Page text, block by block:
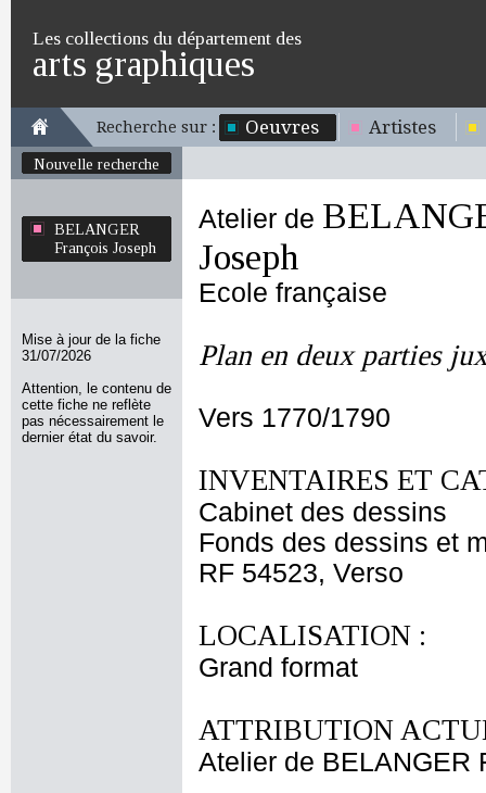
Les collections du département des
arts graphiques
Recherche sur : Oeuvres Artistes
Nouvelle recherche
BELANGER
François Joseph
Mise à jour de la fiche
31/07/2026
Attention, le contenu de
cette fiche ne reflète
pas nécessairement le
dernier état du savoir.
Atelier de
Joseph
Ecole française
Plan en deux parties
Vers 1770/1790
INVENTAIRES ET
Cabinet des dessins
Fonds des dessins et
RF 54523, Verso
LOCALISATION :
Grand format
ATTRIBUTION
Atelier de BELANGER